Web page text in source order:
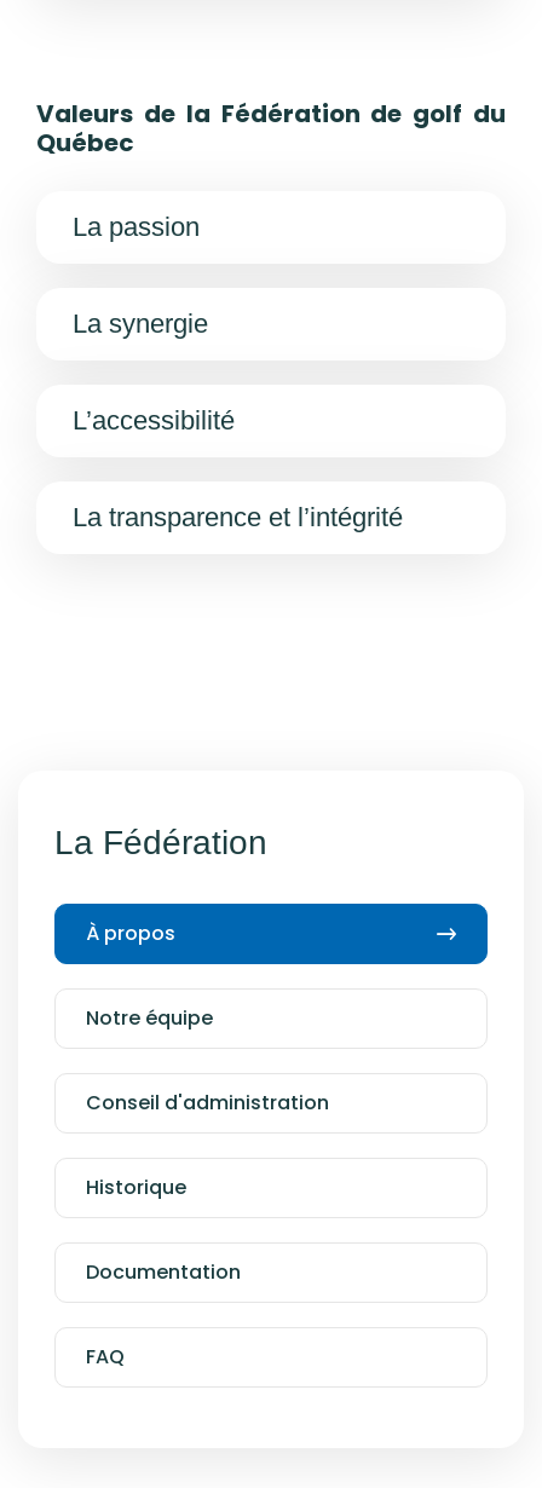
Valeurs de la Fédération de golf du
Québec
La passion
La synergie
L’accessibilité
La transparence et l’intégrité
La Fédération
À propos
Notre équipe
Conseil d'administration
Historique
Documentation
FAQ